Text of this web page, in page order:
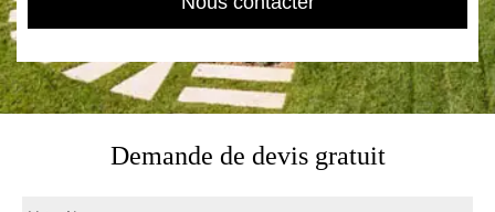
Demande de devis gratuit